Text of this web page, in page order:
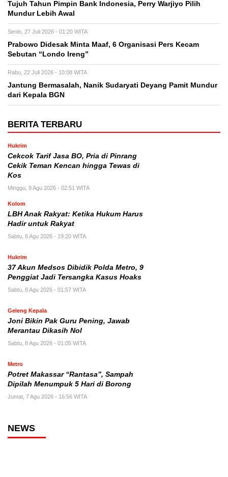
Tujuh Tahun Pimpin Bank Indonesia, Perry Warjiyo Pilih
Mundur Lebih Awal
Senin, 27 Juli 2026 - 01:20 WITA
Prabowo Didesak Minta Maaf, 6 Organisasi Pers Kecam
Sebutan “Londo Ireng”
Rabu, 22 Juli 2026 - 10:08 WITA
Jantung Bermasalah, Nanik Sudaryati Deyang Pamit Mundur
dari Kepala BGN
BERITA TERBARU
Hukrim
Cekcok Tarif Jasa BO, Pria di Pinrang
Cekik Teman Kencan hingga Tewas di
Kos
Minggu, 9 Agu 2026 - 02:51 WITA
Kolom
LBH Anak Rakyat: Ketika Hukum Harus
Hadir untuk Rakyat
Sabtu, 8 Agu 2026 - 19:20 WITA
Hukrim
37 Akun Medsos Dibidik Polda Metro, 9
Penggiat Jadi Tersangka Kasus Hoaks
Sabtu, 8 Agu 2026 - 01:57 WITA
Geleng Kepala
Joni Bikin Pak Guru Pening, Jawab
Merantau Dikasih Nol
Sabtu, 8 Agu 2026 - 01:05 WITA
Metro
Potret Makassar “Rantasa”, Sampah
Dipilah Menumpuk 5 Hari di Borong
Jumat, 7 Agu 2026 - 16:56 WITA
NEWS